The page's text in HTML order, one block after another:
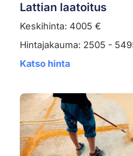
Lattian laatoitus
Keskihinta: 4005 €
Hintajakauma: 2505 -
Katso hinta